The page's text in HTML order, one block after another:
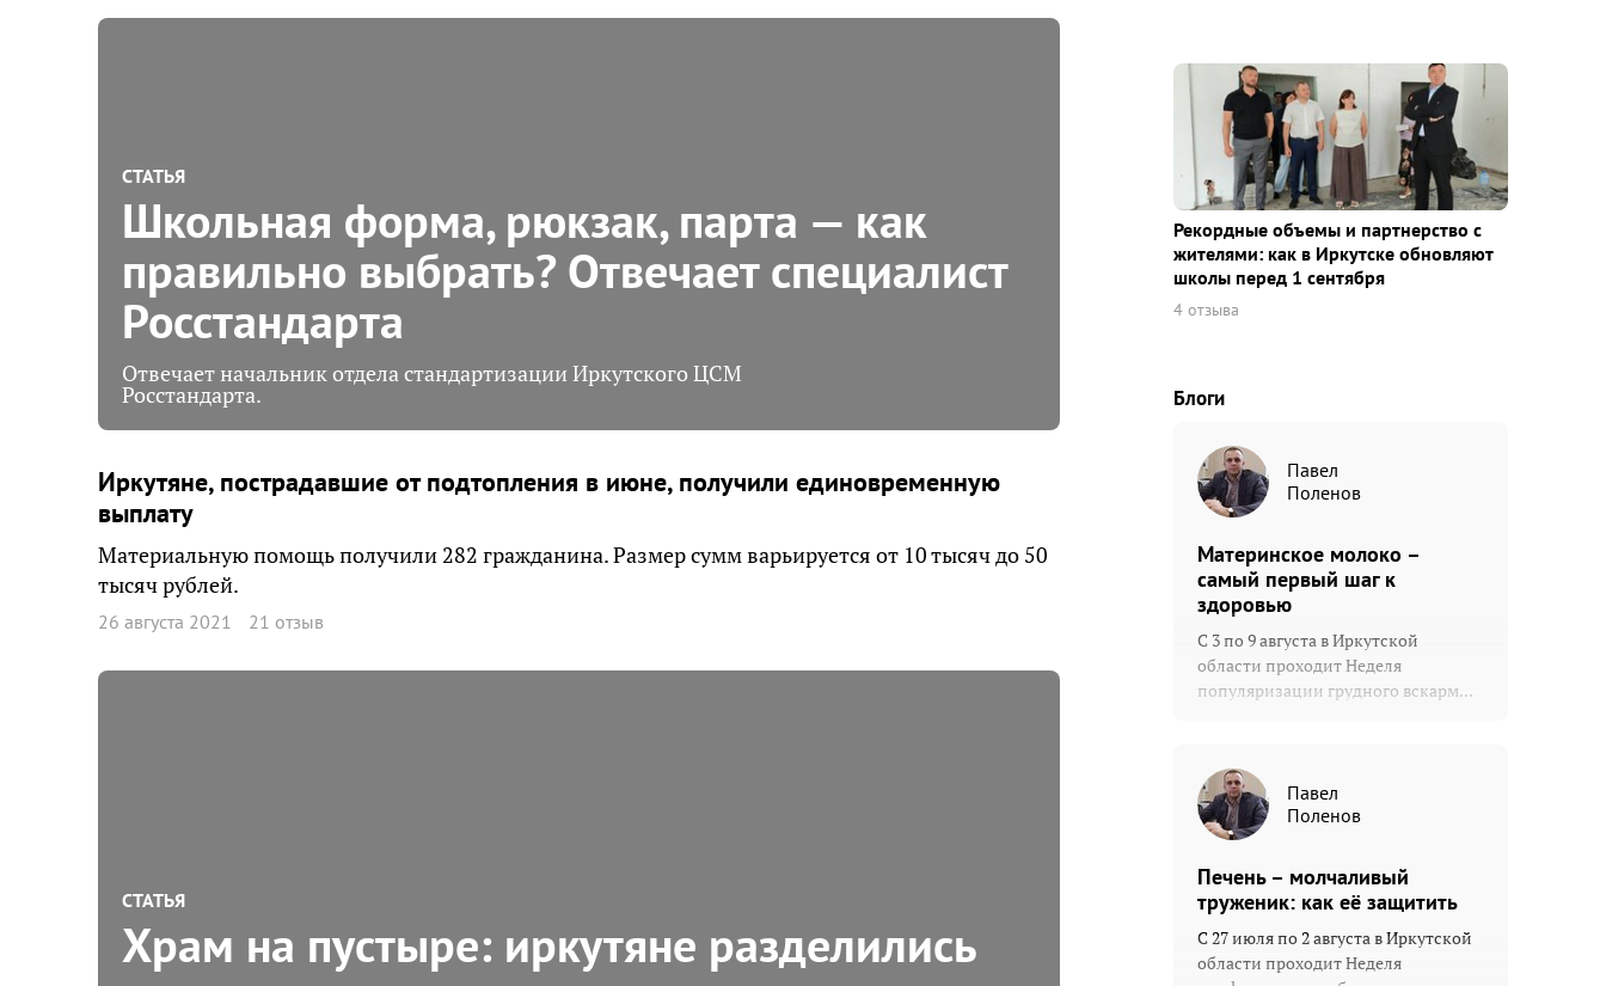
СТАТЬЯ
Школьная форма, рюкзак, парта — как
правильно выбрать? Отвечает специалист
Росстандарта
Отвечает начальник отдела стандартизации Иркутского ЦСМ
Росстандарта.
Иркутяне, пострадавшие от подтопления в июне, получили единовременную
выплату
Материальную помощь получили 282 гражданина. Размер сумм варьируется от 10 тысяч до 50
тысяч рублей.
26 августа 2021 21 отзыв
СТАТЬЯ
Храм на пустыре: иркутяне разделились
Рекордные объемы и партнерство с
жителями: как в Иркутске обновляют
школы перед 1 сентября
4 отзыва
Блоги
Павел
Поленов
Материнское молоко –
самый первый шаг к
здоровью
С 3 по 9 августа в Иркутской
области проходит Неделя
популяризации грудного вскарм...
Павел
Поленов
Печень – молчаливый
труженик: как её защитить
С 27 июля по 2 августа в Иркутской
области проходит Неделя